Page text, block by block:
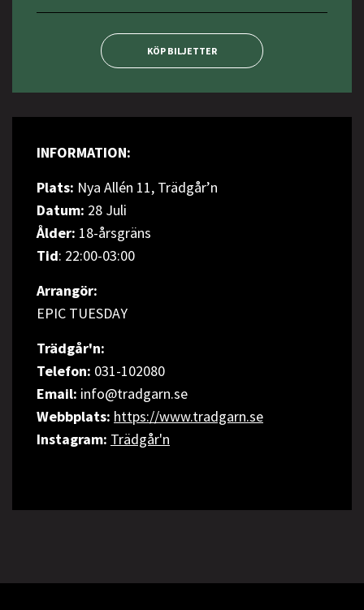
KÖP BILJETTER
INFORMATION:
Plats: Nya Allén 11, Trädgår’n
Datum: 28 Juli
Ålder: 18-årsgräns
Tid: 22:00-03:00
Arrangör:
EPIC TUESDAY
Trädgår'n:
Telefon: 031-102080
Email: info@tradgarn.se
Webbplats: https://www.tradgarn.se
Instagram: Trädgår'n